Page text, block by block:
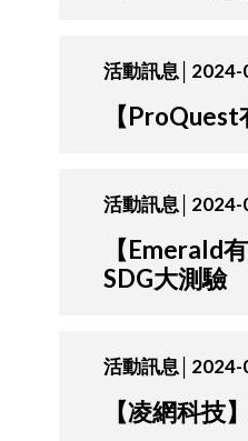
活動訊息│2024-
【
活動訊息│2024-
【Emerald
SDG大測驗
活動訊息│2024-
【凌網科技